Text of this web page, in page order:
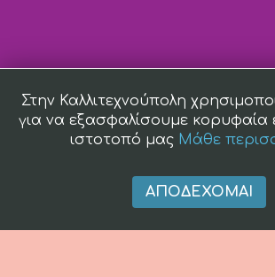
Στην Καλλιτεχνούπολη
για να εξασφαλίσουμε κορυφαία
ιστοτοπό μας Μάθε
ΑΠΟΔΈΧΟΜΑΙ